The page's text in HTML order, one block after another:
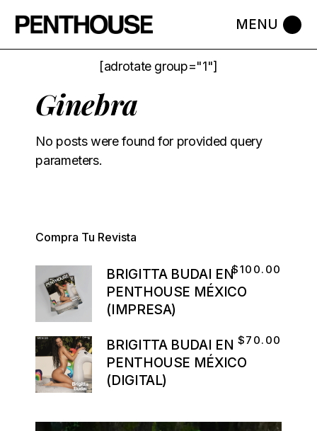
[adrotate group="1"]
Ginebra
No posts were found for provided query
parameters.
Compra Tu Revista
BRIGITTA BUDAI EN
PENTHOUSE MÉXICO
(IMPRESA)
$100.00
BRIGITTA BUDAI EN
PENTHOUSE MÉXICO
(DIGITAL)
$70.00